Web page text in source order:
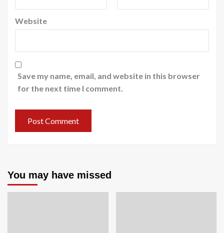
Website
Save my name, email, and website in this browser
for the next time I comment.
You may have missed